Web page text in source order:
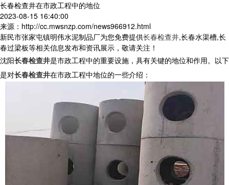
长春检查井在市政工程中的地位
2023-08-15 16:40:00
来源：http://cc.mwsnzp.com/news966912.html
新民市张家屯镇明伟水泥制品厂为您免费提供长春检查井,长春水渠槽,长
春过梁板等相关信息发布和资讯展示，敬请关注！
沈阳长春检查井是市政工程中的重要设施，具有关键的地位和作用。以下
是对长春检查井在市政工程中地位的一些介绍：